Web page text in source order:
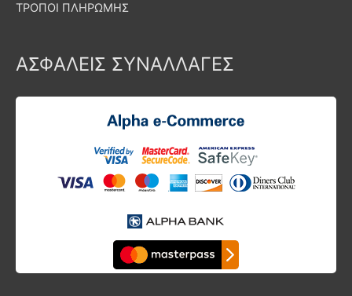
ΤΡΟΠΟΙ ΠΛΗΡΩΜΗΣ
ΑΣΦΑΛΕΙΣ ΣΥΝΑΛΛΑΓΕΣ